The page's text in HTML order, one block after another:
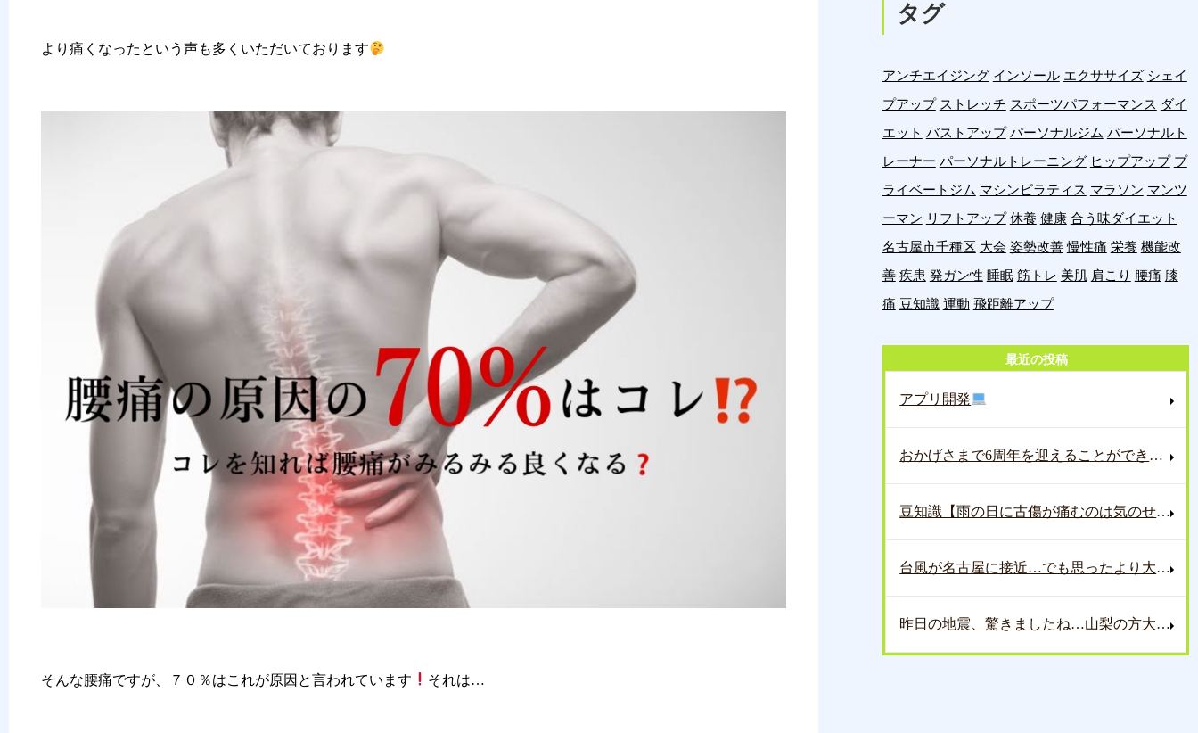
より痛くなったという声も多くいただいております
そんな腰痛ですが、７０％はこれが原因と言われています それは…
タグ
アンチエイジング インソール エクササイズ シェイ
プアップ ストレッチ スポーツパフォーマンス ダイ
エット バストアップ パーソナルジム パーソナルト
レーナー パーソナルトレーニング ヒップアップ プ
ライベートジム マシンピラティス マラソン マンツ
ーマン リフトアップ 休養 健康 合う味ダイエット
名古屋市千種区 大会 姿勢改善 慢性痛 栄養 機能改
善 疾患 発ガン性 睡眠 筋トレ 美肌 肩こり 腰痛 膝
痛 豆知識 運動 飛距離アップ
最近の投稿
アプリ開発
おかげさまで6周年を迎えることができました
豆知識【雨の日に古傷が痛むのは気のせいじゃない
台風が名古屋に接近…でも思ったより大丈夫でした
昨日の地震、驚きましたね…山梨の方大丈夫ですか